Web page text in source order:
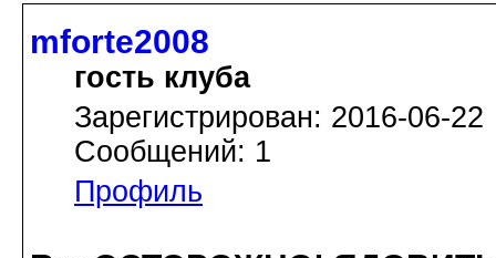
mforte2008
гость клуба
Зарегистрирован: 2016-06-22
Сообщений: 1
Профиль